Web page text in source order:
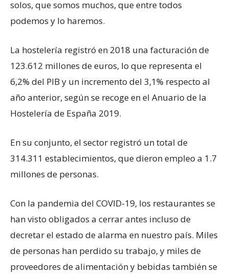
solos, que somos muchos, que entre todos
podemos y lo haremos.
La hostelería registró en 2018 una facturación de
123.612 millones de euros, lo que representa el
6,2% del PIB y un incremento del 3,1% respecto al
año anterior, según se recoge en el Anuario de la
Hostelería de España 2019.
En su conjunto, el sector registró un total de
314.311 establecimientos, que dieron empleo a 1.7
millones de personas.
Con la pandemia del COVID-19, los restaurantes se
han visto obligados a cerrar antes incluso de
decretar el estado de alarma en nuestro país. Miles
de personas han perdido su trabajo, y miles de
proveedores de alimentación y bebidas también se